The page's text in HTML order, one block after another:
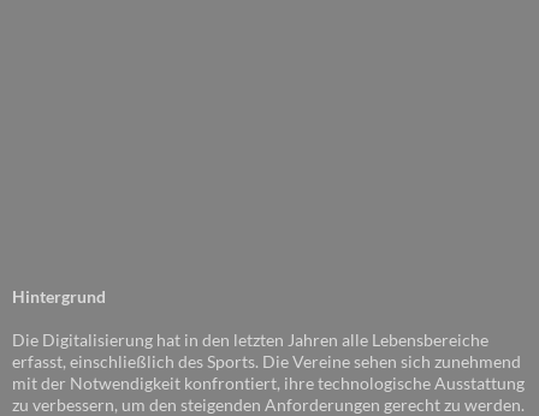
Hintergrund
Die Digitalisierung hat in den letzten Jahren alle Lebensbereiche
erfasst, einschließlich des Sports. Die Vereine sehen sich zunehmend
mit der Notwendigkeit konfrontiert, ihre technologische Ausstattung
zu verbessern, um den steigenden Anforderungen gerecht zu werden.